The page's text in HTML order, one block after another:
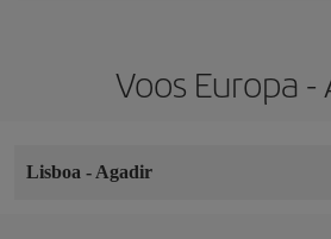
Voos Europa -
Lisboa - Agadir